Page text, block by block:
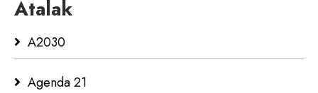
Atalak
A2030
Agenda 21